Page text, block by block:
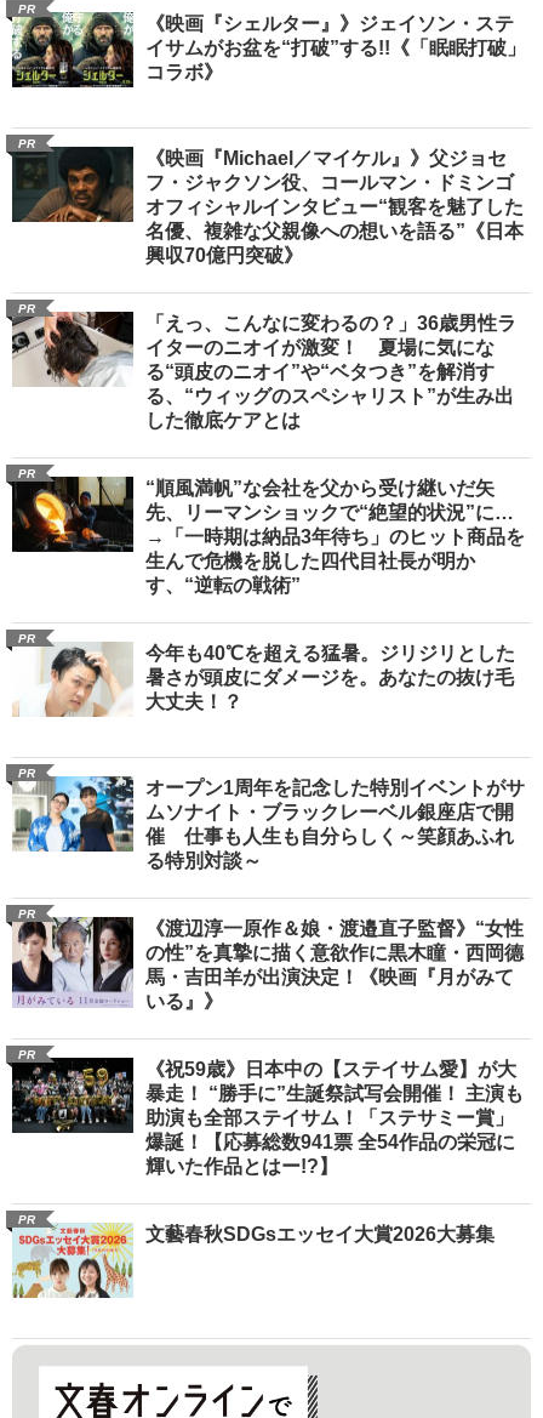
PR
《映画『シェルター』》ジェイソン・ステ
イサムがお盆を“打破”する!!《「眠眠打破」
コラボ》
PR
《映画『Michael／マイケル』》父ジョセ
フ・ジャクソン役、コールマン・ドミンゴ
オフィシャルインタビュー“観客を魅了した
名優、複雑な父親像への想いを語る”《日本
興収70億円突破》
PR
「えっ、こんなに変わるの？」36歳男性ラ
イターのニオイが激変！ 夏場に気にな
る“頭皮のニオイ”や“ベタつき”を解消す
る、“ウィッグのスペシャリスト”が生み出
した徹底ケアとは
PR
“順風満帆”な会社を父から受け継いだ矢
先、リーマンショックで“絶望的状況”に…
→「一時期は納品3年待ち」のヒット商品を
生んで危機を脱した四代目社長が明か
す、“逆転の戦術”
PR
今年も40℃を超える猛暑。ジリジリとした
暑さが頭皮にダメージを。あなたの抜け毛
大丈夫！？
PR
オープン1周年を記念した特別イベントがサ
ムソナイト・ブラックレーベル銀座店で開
催 仕事も人生も自分らしく～笑顔あふれ
る特別対談～
PR
《渡辺淳一原作＆娘・渡邉直子監督》“女性
の性”を真摯に描く意欲作に黒木瞳・西岡德
馬・吉田羊が出演決定！《映画『月がみて
いる』》
PR
《祝59歳》日本中の【ステイサム愛】が大
暴走！ “勝手に”生誕祭試写会開催！ 主演も
助演も全部ステイサム！「ステサミー賞」
爆誕！【応募総数941票 全54作品の栄冠に
輝いた作品とはー!?】
PR
文藝春秋SDGsエッセイ大賞2026大募集